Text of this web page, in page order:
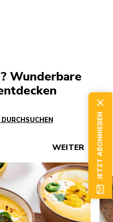
Wunderbare
WEITER JETZT ABONNIEREN